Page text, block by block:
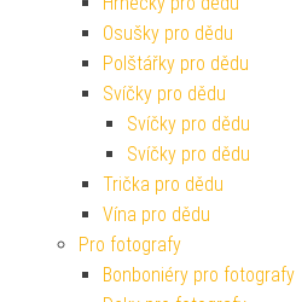
Osušky pro dědu
Polštářky pro dědu
Svíčky pro dědu
Svíčky pro dědu
Svíčky pro dědu
Trička pro dědu
Vína pro dědu
Pro fotografy
Bonboniéry pro fotografy